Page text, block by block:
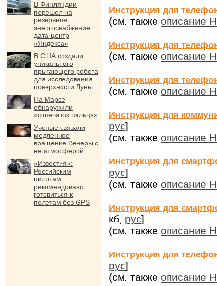
В Финляндии
перешел на
резервное
энергоснабжение
дата-центр
«Яндекса»
В США создали
уникального
прыгающего робота
для исследования
поверхности Луны
На Марсе
обнаружили
«отпечаток пальца»
Ученые связали
медленное
вращение Венеры с
ее атмосферой
«Известия»:
Российским
пилотам
рекомендовано
готовиться к
полетам без GPS
Инструкция для
(см. также описание
Инструкция для
(см. также описание
Инструкция для
(см. также описание
Инструкция для
рус]
(см. также описание
Инструкция для
рус]
(см. также описание
Инструкция для
кб, рус]
(см. также описание
Инструкция для
рус]
(см. также описание